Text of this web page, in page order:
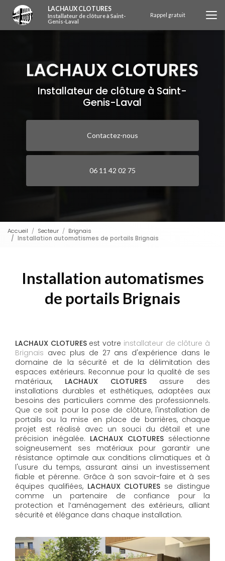
contenu
principal
LACHAUX CLOTURES
Installateur de clôture à Saint-
Genis-Laval
Rappel gratuit
Installateur de clôture à Saint-
Genis-Laval
Contactez-nous
06 11 42 02 75
Accueil Secteur
Brignais
Installation automatismes de portails Brignais
Installation automatismes
de portails Brignais
LACHAUX CLOTURESest votre installateur de clôture à
Brignais avec plus de 27 ans d'expérience dans le
domaine de la sécurité et de la délimitation des
espaces extérieurs. Reconnue pour la qualité de ses
matériaux, LACHAUX CLOTURES assure des
installations durables et esthétiques, adaptées aux
besoins des particuliers comme des professionnels.
Que ce soit pour la pose de clôture, l'installation de
portails ou la mise en place de barrières, chaque
projet est réalisé avec un souci du détail et une
précision inégalée. LACHAUX CLOTURES sélectionne
soigneusement ses matériaux pour garantir une
résistance optimale aux conditions climatiques et à
l'usure du temps, assurant ainsi un investissement
fiable et pérenne. Grâce à son savoir-faire et à ses
équipes qualifiées,LACHAUX CLOTURES​​​​​​​ se distingue
comme un partenaire de confiance pour la
protection et l’aménagement des extérieurs, alliant
sécurité et élégance dans chaque installation.